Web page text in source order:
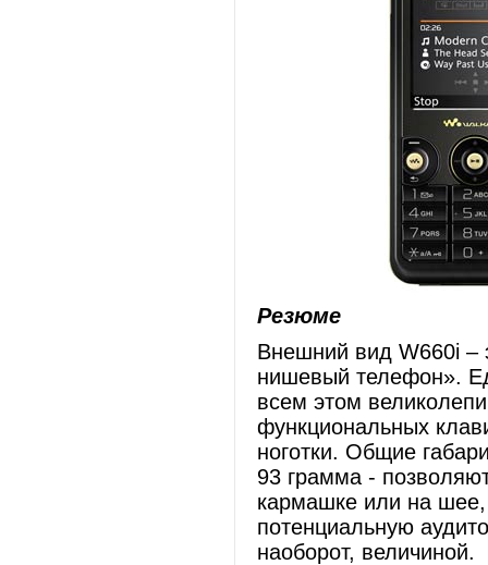
Резюме
Внешний вид W660i –
нишевый телефон».
всем этом
функциональных
ноготки. Общие
93 грамма -
кармашке или на шее,
потенциальную
наоборот, величиной.